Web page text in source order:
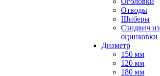
Отводы
Шиберы
Сэндвич из
оцинковки
Диаметр
150 мм
120 мм
180 мм